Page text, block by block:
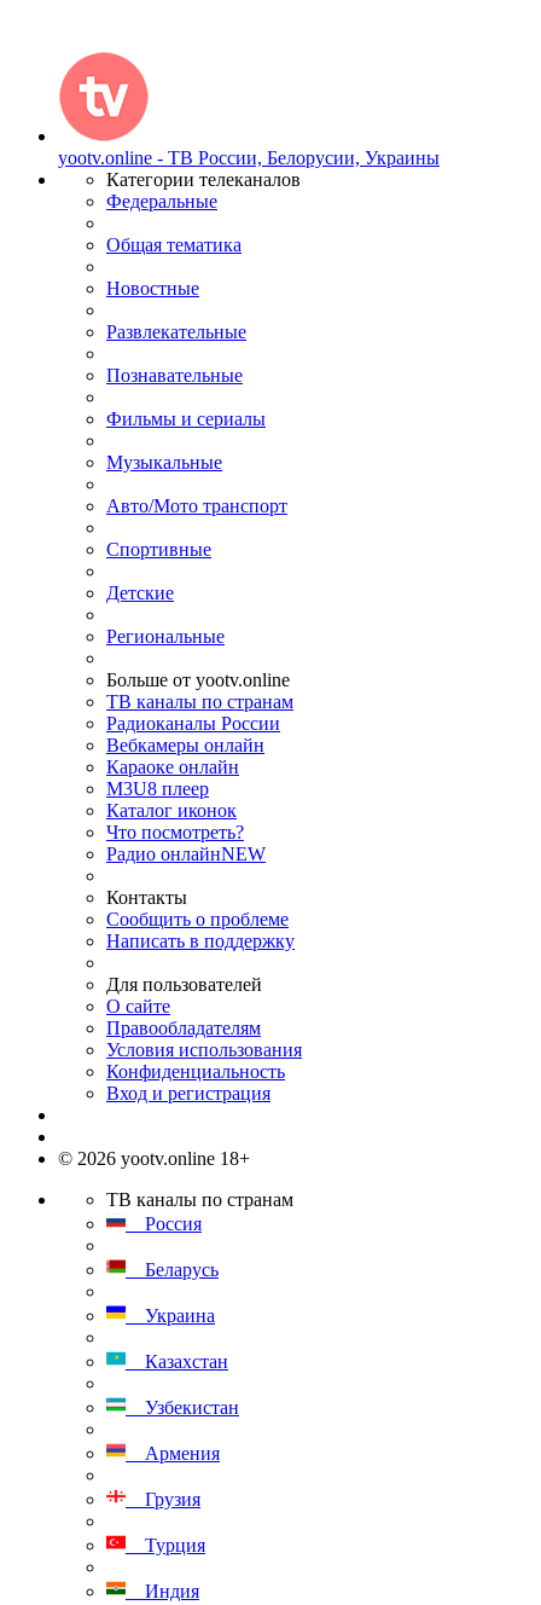
yootv.online - ТВ России, Белорусии, Украины
Категории телеканалов
Федеральные
Общая тематика
Новостные
Развлекательные
Познавательные
Фильмы и сериалы
Музыкальные
Авто/Мото транспорт
Спортивные
Детские
Региональные
Больше от yootv.online
ТВ каналы по странам
Радиоканалы России
Вебкамеры онлайн
Караоке онлайн
M3U8 плеер
Каталог иконок
Что посмотреть?
Радио онлайнNEW
Контакты
Сообщить о проблеме
Написать в поддержку
Для пользователей
О сайте
Правообладателям
Условия использования
Конфиденциальность
Вход и регистрация
© 2026 yootv.online 18+
ТВ каналы по странам
Россия
Беларусь
Украина
Казахстан
Узбекистан
Армения
Грузия
Турция
Индия